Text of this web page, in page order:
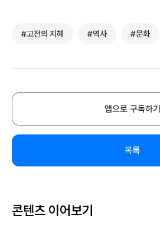
#고전의 지혜 #역사 #문화
앱으로 구독하기
목록
콘텐츠 이어보기